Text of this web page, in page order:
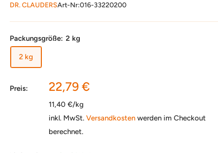
DR. CLAUDERSArt-Nr:016-33220200
Packungsgröße: 2 kg
2 kg
Preis: Sonderpreis
22,79 €
11,40 €/kg
inkl. MwSt. Versandkosten werden im Checkout
berechnet.